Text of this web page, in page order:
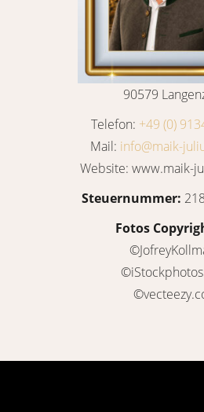
90579
Telefon: +49 (0)
Mail: info@maik-
Website: www.maik-
Steuernummer:
Fotos